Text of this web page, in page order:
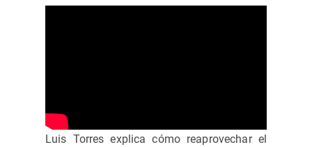
Luis Torres explica cómo reaprovechar el